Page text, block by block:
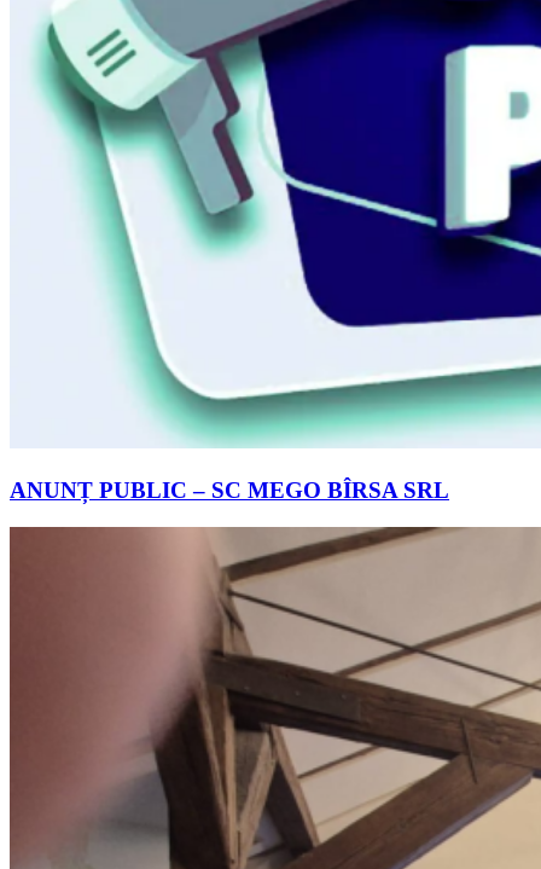
ANUNȚ PUBLIC – SC MEGO BÎRSA SRL